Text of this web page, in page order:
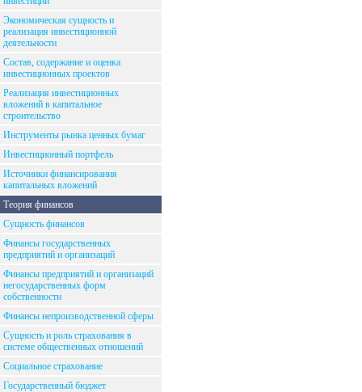
Экономическая сущность и
реализация инвестиционной
деятельности
Состав, содержание и оценка
инвестиционных проектов
Реализация инвестиционных
вложений в капитальное
строительство
Инструменты рынка ценных бумаг
Инвестиционный портфель
Источники финансирования
капитальных вложений
Теория финансов
Сущность финансов
Финансы государственных
предприятий и организаций
Финансы предприятий и организаций
негосударственных форм
собственности
Финансы непроизводственной сферы
Сущность и роль страхования в
системе общественных отношений
Социальное страхование
Государственный бюджет